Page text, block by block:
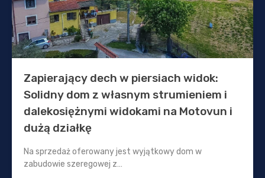
Zapierający dech w piersiach widok:
Solidny dom z własnym strumieniem i
dalekosiężnymi widokami na Motovun i
dużą działkę
Na sprzedaż oferowany jest wyjątkowy dom w
zabudowie szeregowej z…